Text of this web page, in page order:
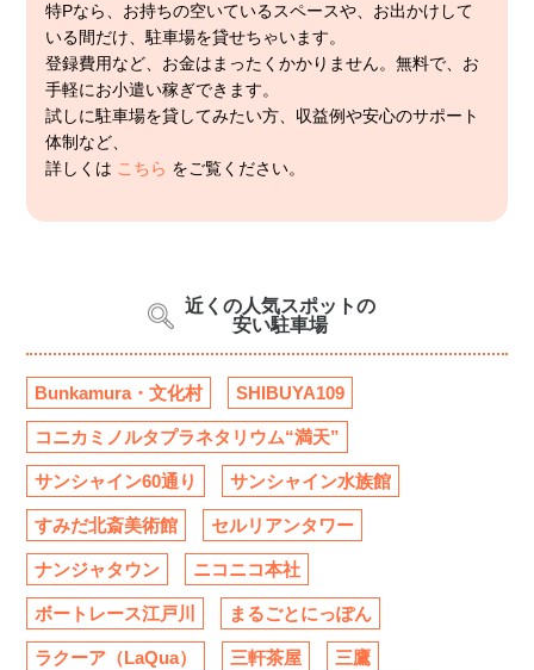
特Pなら、お持ちの空いているスペースや、お出かけして
いる間だけ、駐車場を貸せちゃいます。
登録費用など、お金はまったくかかりません。無料で、お
手軽にお小遣い稼ぎできます。
試しに駐車場を貸してみたい方、収益例や安心のサポート
体制など、
詳しくは こちら をご覧ください。
近くの人気スポットの
安い駐車場
Bunkamura・文化村 SHIBUYA109
コニカミノルタプラネタリウム“満天”
サンシャイン60通り サンシャイン水族館
すみだ北斎美術館 セルリアンタワー
ナンジャタウン ニコニコ本社
ボートレース江戸川 まるごとにっぽん
ラクーア（LaQua） 三軒茶屋 三鷹